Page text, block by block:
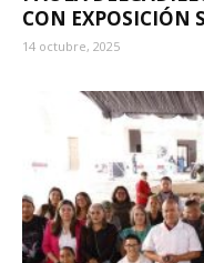
CON EXPOSICIÓN
14 octubre, 2025